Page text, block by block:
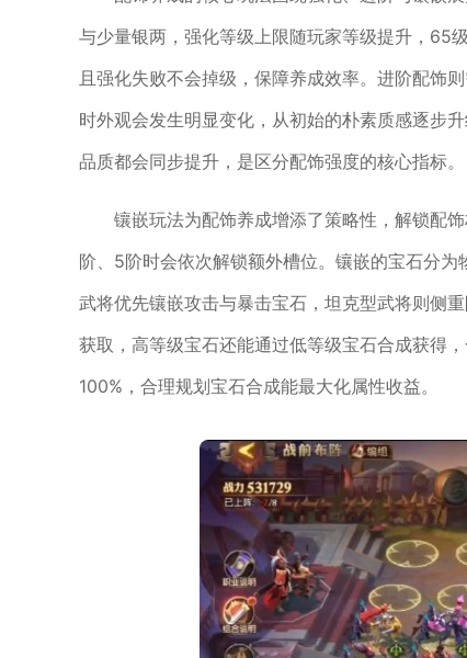
与少量银两，强化等级上限随玩家等级提升，65
且强化失败不会掉级，保障养成效率。进阶配饰
时外观会发生明显变化，从初始的朴素质感逐步
品质都会同步提升，是区分配饰强度的核心指标。
镶嵌玩法为配饰养成增添了策略性，解锁配
阶、5阶时会依次解锁额外槽位。镶嵌的宝石分
武将优先镶嵌攻击与暴击宝石，坦克型武将则侧
获取，高等级宝石还能通过低等级宝石合成获得
100%，合理规划宝石合成能最大化属性收益。